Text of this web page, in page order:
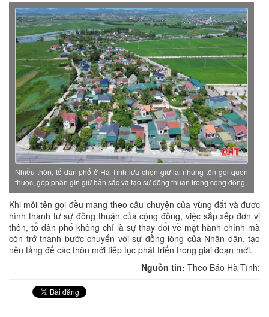
Nhiều thôn, tổ dân phố ở Hà Tĩnh lựa chọn giữ lại những tên gọi quen
thuộc, góp phần gìn giữ bản sắc và tạo sự đồng thuận trong cộng đồng.
Khi mỗi tên gọi đều mang theo câu chuyện của vùng đất và được
hình thành từ sự đồng thuận của cộng đồng, việc sắp xếp đơn vị
thôn, tổ dân phố không chỉ là sự thay đổi về mặt hành chính mà
còn trở thành bước chuyển với sự đồng lòng của Nhân dân, tạo
nền tảng để các thôn mới tiếp tục phát triển trong giai đoạn mới.
Nguồn tin: Theo Báo Hà Tĩnh: